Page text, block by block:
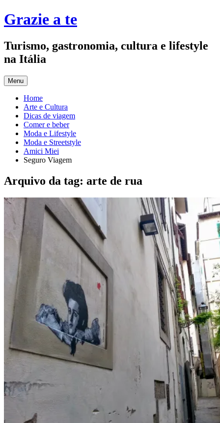
Pular
para
conteúdo
Grazie a te
Turismo, gastronomia, cultura e lifestyle
na Itália
Menu
Home
Arte e Cultura
Dicas de viagem
Comer e beber
Moda e Lifestyle
Moda e Streetstyle
Amici Miei
Seguro Viagem
Arquivo da tag: arte de rua